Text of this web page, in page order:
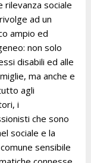
rilevanza sociale
ad un
ampio ed
non solo
disabili ed alle
ma anche e
agli
i
che sono
sociale e la
sensibile